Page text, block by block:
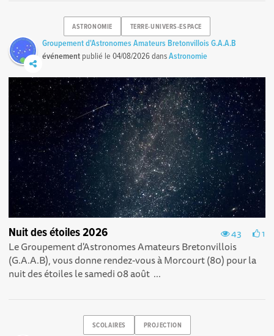
ASTRONOMIE TERRE-UNIVERS-ESPACE
Groupement d'Astronomes Amateurs Bretonvillois G.A.A.B
événement publié le04/08/2026dansAstronomie
43 1
Nuit des étoiles 2026
Le Groupement d'Astronomes Amateurs Bretonvillois
(G.A.A.B), vous donne rendez-vous à Morcourt (80) pour la
nuit des étoiles le samedi 08 août ...
SCOLAIRES PROJECTION